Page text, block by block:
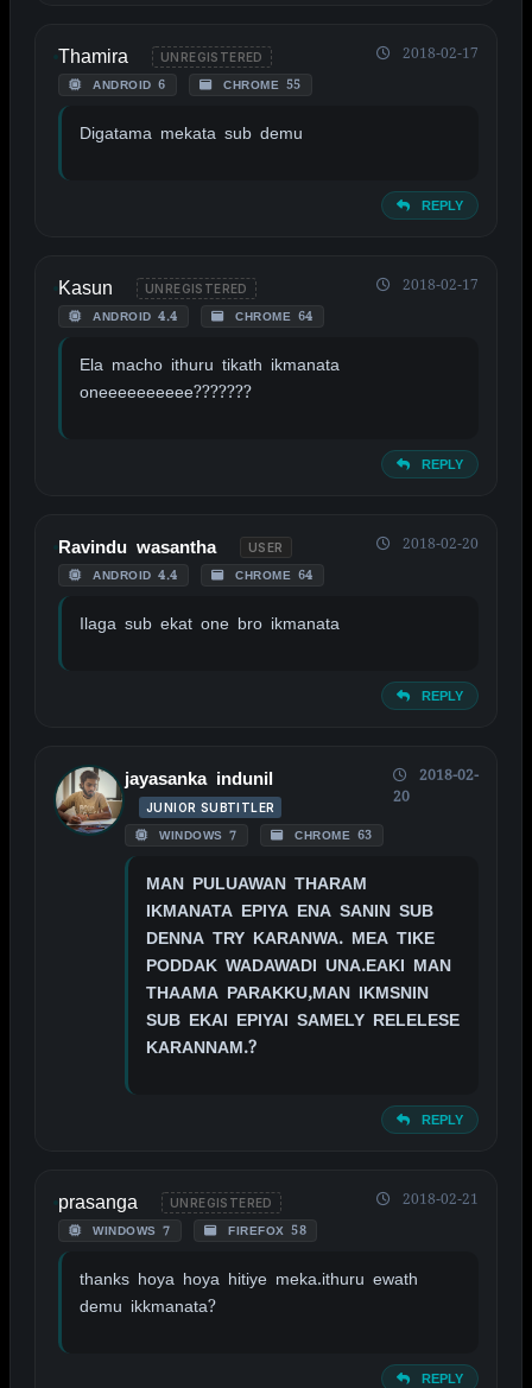
Thamira UNREGISTERED
ANDROID 6 CHROME 55
2018-02-17
Digatama mekata sub demu
REPLY
Kasun UNREGISTERED
ANDROID 4.4 CHROME 64
2018-02-17
Ela macho ithuru tikath ikmanata
oneeeeeeeeee???????
REPLY
Ravindu wasantha USER
ANDROID 4.4 CHROME 64
2018-02-20
Ilaga sub ekat one bro ikmanata
REPLY
jayasanka indunil
JUNIOR SUBTITLER
WINDOWS 7 CHROME 63
2018-02-
20
MAN PULUAWAN THARAM
IKMANATA EPIYA ENA SANIN SUB
DENNA TRY KARANWA. MEA TIKE
PODDAK WADAWADI UNA.EAKI MAN
THAAMA PARAKKU,MAN IKMSNIN
SUB EKAI EPIYAI SAMELY RELELESE
KARANNAM.?
REPLY
prasanga UNREGISTERED
WINDOWS 7 FIREFOX 58
2018-02-21
thanks hoya hoya hitiye meka.ithuru ewath
demu ikkmanata?
REPLY